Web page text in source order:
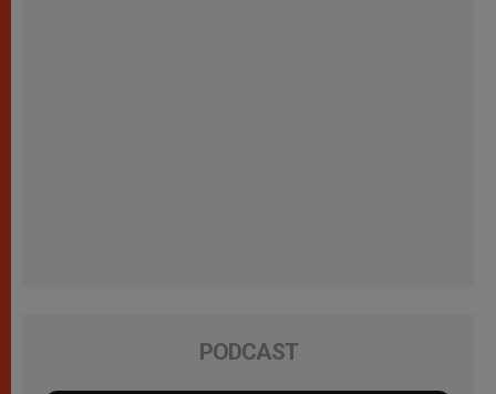
PODCAST